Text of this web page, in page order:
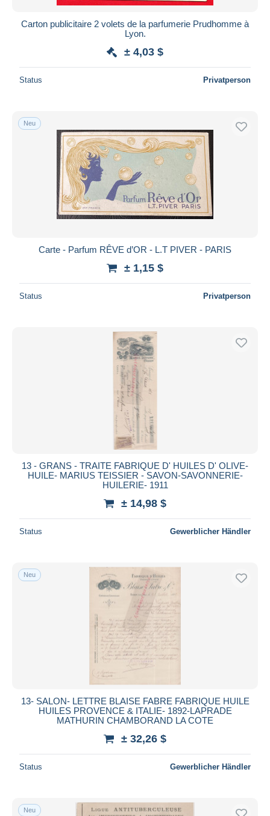
Carton publicitaire 2 volets de la parfumerie Prudhomme à
Lyon.
± 4,03 $
Status Privatperson
Neu
Carte - Parfum RÊVE d’OR - L.T PIVER - PARIS
± 1,15 $
Status Privatperson
13 - GRANS - TRAITE FABRIQUE D' HUILES D' OLIVE-
HUILE- MARIUS TEISSIER - SAVON-SAVONNERIE-
HUILERIE- 1911
± 14,98 $
Status Gewerblicher Händler
Neu
13- SALON- LETTRE BLAISE FABRE FABRIQUE HUILE
HUILES PROVENCE & ITALIE- 1892-LAPRADE
MATHURIN CHAMBORAND LA COTE
± 32,26 $
Status Gewerblicher Händler
Neu